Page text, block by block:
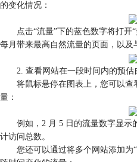
的变化情况：
点击“流量”下的蓝色数字将打开“
每月带来最高自然流量的页面，以及
2. 查看网站在一段时间内的预估
将鼠标悬停在图表上，您可以查
量：
例如，2 月 5 日的流量数字显示
计访问总数。
您还可以通过将多个网站添加为“